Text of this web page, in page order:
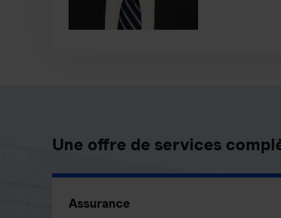
Une offre de services
Assurance